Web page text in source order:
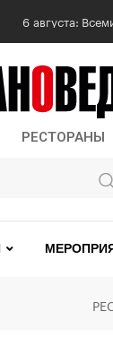
6 августа:
РЕСТОРАНЫ